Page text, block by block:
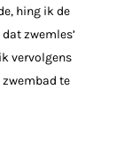
hing ik de
zwemles’
vervolgens
te